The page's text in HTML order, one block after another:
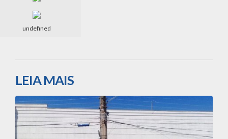
undefined
LEIA MAIS